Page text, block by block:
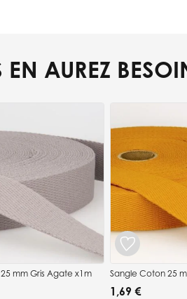
EN AUREZ
mm Gris Agate x1m Sangle Coton 25
1,69 €